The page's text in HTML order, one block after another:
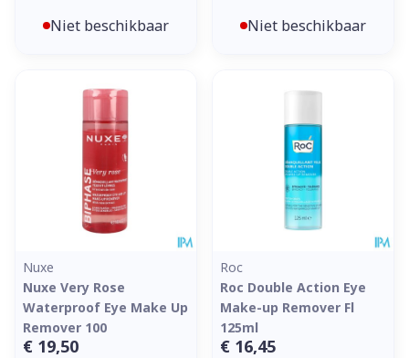
Niet beschikbaar Niet beschikbaar
Nuxe
Nuxe Very Rose
Waterproof Eye Make Up
Remover 100
€ 19,50
Roc
Roc Double Action Eye
Make-up Remover Fl
125ml
€ 16,45